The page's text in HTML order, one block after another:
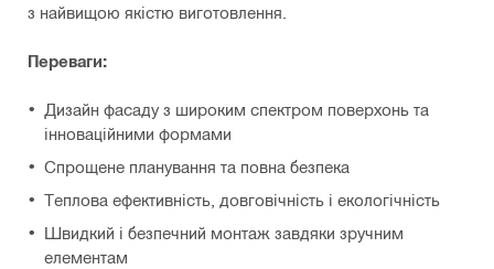
з найвищою якістю виготовлення.
Переваги:
Дизайн фасаду з широким спектром поверхонь та
інноваційними формами
Спрощене планування та повна безпека
Теплова ефективність, довговічність і екологічність
Швидкий і безпечний монтаж завдяки зручним
елементам